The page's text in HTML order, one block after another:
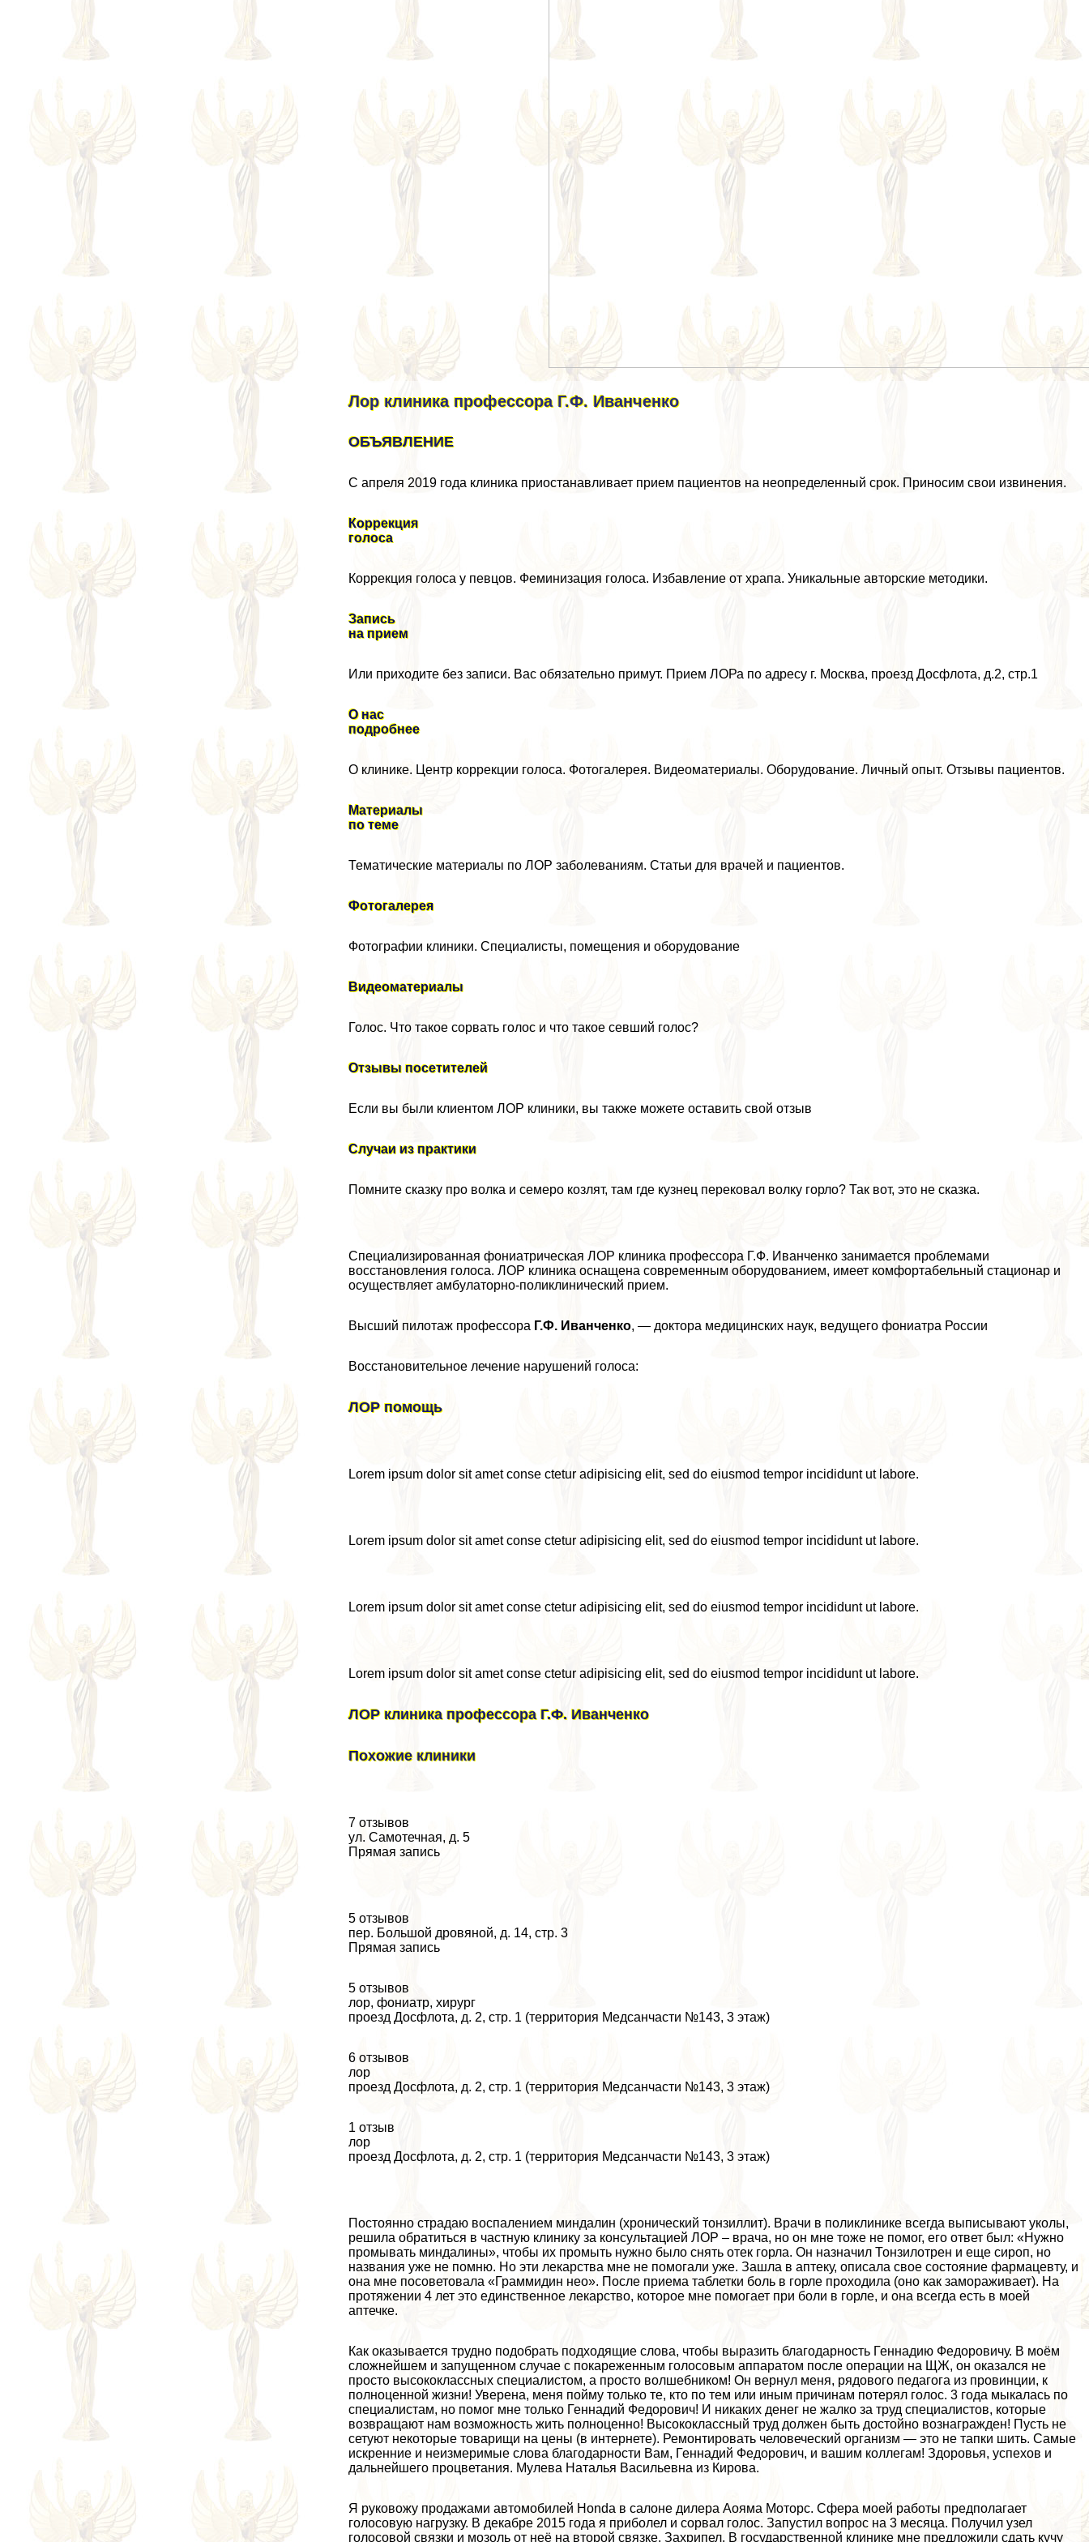
Лор клиника профессора Г.Ф. Иванченко
ОБЪЯВЛЕНИЕ
С апреля 2019 года клиника приостанавливает прием пациентов на неопределенный срок. Приносим свои извинения.
Коррекция
голоса
Коррекция голоса у певцов. Феминизация голоса. Избавление от храпа. Уникальные авторские методики.
Запись
на прием
Или приходите без записи. Вас обязательно примут. Прием ЛОРа по адресу г. Москва, проезд Досфлота, д.2, стр.1
О нас
подробнее
О клинике. Центр коррекции голоса. Фотогалерея. Видеоматериалы. Оборудование. Личный опыт. Отзывы пациентов.
Материалы
по теме
Тематические материалы по ЛОР заболеваниям. Статьи для врачей и пациентов.
Фотогалерея
Фотографии клиники. Специалисты, помещения и оборудование
Видеоматериалы
Голос. Что такое сорвать голос и что такое севший голос?
Отзывы посетителей
Если вы были клиентом ЛОР клиники, вы также можете оставить свой отзыв
Случаи из пpaктики
Помните сказку про волка и семеро козлят, там где кузнец перековал волку горло? Так вот, это не сказка.
Специализированная фониатрическая ЛОР клиника профессора Г.Ф. Иванченко занимается проблемами
восстановления голоса. ЛОР клиника оснащена современным оборудованием, имеет комфортабельный стационар и
осуществляет амбулаторно-поликлинический прием.
Высший пилотаж профессора Г.Ф. Иванченко, — доктора медицинских наук, ведущего фониатра России
Восстановительное лечение нарушений голоса:
ЛОР помощь
Lorem ipsum dolor sit amet conse ctetur adipisicing elit, sed do eiusmod tempor incididunt ut labore.
Lorem ipsum dolor sit amet conse ctetur adipisicing elit, sed do eiusmod tempor incididunt ut labore.
Lorem ipsum dolor sit amet conse ctetur adipisicing elit, sed do eiusmod tempor incididunt ut labore.
Lorem ipsum dolor sit amet conse ctetur adipisicing elit, sed do eiusmod tempor incididunt ut labore.
ЛОР клиника профессора Г.Ф. Иванченко
Похожие клиники
7 отзывов
ул. Самотечная, д. 5
Прямая запись
5 отзывов
пер. Большой дровяной, д. 14, стр. 3
Прямая запись
5 отзывов
лор, фониатр, хирург
проезд Досфлота, д. 2, стр. 1 (территория Медсанчасти №143, 3 этаж)
6 отзывов
лор
проезд Досфлота, д. 2, стр. 1 (территория Медсанчасти №143, 3 этаж)
1 отзыв
лор
проезд Досфлота, д. 2, стр. 1 (территория Медсанчасти №143, 3 этаж)
Постоянно страдаю воспалением миндалин (хронический тонзиллит). Врачи в поликлинике всегда выписывают уколы,
решила обратиться в частную клинику за консультацией ЛОР – врача, но он мне тоже не помог, его ответ был: «Нужно
промывать миндалины», чтобы их промыть нужно было снять отек горла. Он назначил Тонзилотрен и еще сироп, но
названия уже не помню. Но эти лекарства мне не помогали уже. Зашла в аптеку, описала свое состояние фармацевту, и
она мне посоветовала «Граммидин нео». После приема таблетки боль в горле проходила (оно как замораживает). На
протяжении 4 лет это единственное лекарство, которое мне помогает при боли в горле, и она всегда есть в моей
аптечке.
Как оказывается трудно подобрать подходящие слова, чтобы выразить благодарность Геннадию Федоровичу. В моём
сложнейшем и запущенном случае с покареженным голосовым аппаратом после операции на ЩЖ, он оказался не
просто высококлассных специалистом, а просто волшебником! Он вернул меня, рядового педагога из провинции, к
полноценной жизни! Уверена, меня пойму только те, кто по тем или иным причинам потерял голос. 3 года мыкалась по
специалистам, но помог мне только Геннадий Федорович! И никаких денег не жалко за труд специалистов, которые
возвращают нам возможность жить полноценно! Высококлассный труд должен быть достойно вознагражден! Пусть не
сетуют некоторые товарищи на цены (в интернете). Ремонтировать человеческий организм — это не тапки шить. Самые
искренние и неизмеримые слова благодарности Вам, Геннадий Федорович, и вашим коллегам! Здоровья, успехов и
дальнейшего процветания. Мулева Наталья Васильевна из Кирова.
Я руковожу продажами автомобилей Honda в салоне дилера Аояма Моторс. Сфера моей работы предполагает
голосовую нагрузку. В декабре 2015 года я приболел и сорвал голос. Запустил вопрос на 3 месяца. Получил узел
голосовой связки и мозоль от неё на второй связке. Захрипел. В государственной клинике мне предложили сдать кучу